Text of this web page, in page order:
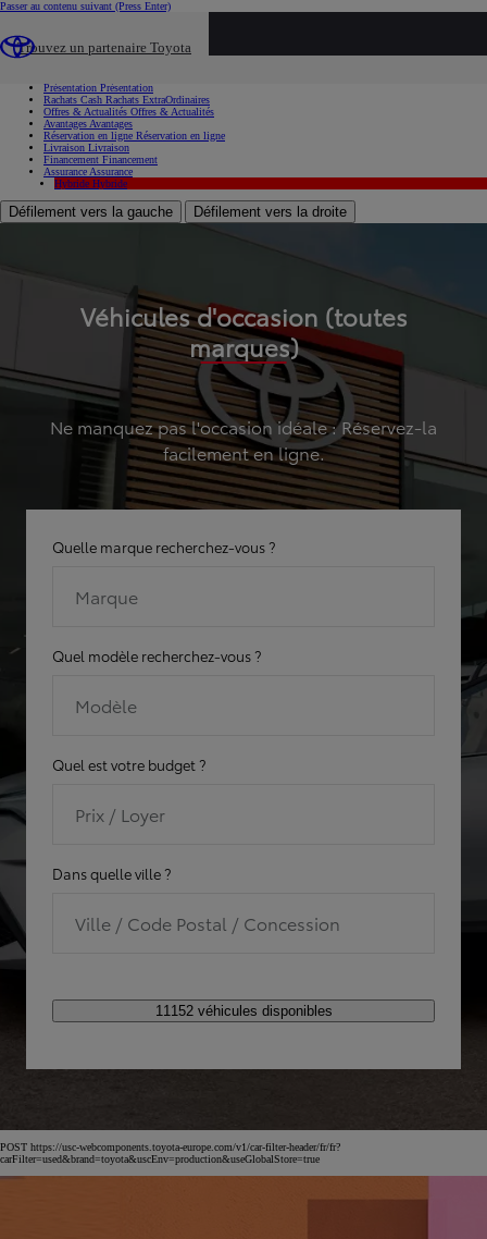
Passer au contenu suivant (Press Enter)
Trouvez un partenaire Toyota
Présentation Présentation
Rachats Cash Rachats ExtraOrdinaires
Offres & Actualités Offres & Actualités
Avantages Avantages
Réservation en ligne Réservation en ligne
Livraison Livraison
Financement Financement
Assurance Assurance
Hybride Hybride
Défilement vers la gauche Défilement vers la droite
Véhicules d'occasion (toutes
marques)
Ne manquez pas l'occasion idéale : Réservez-la
facilement en ligne.
Quelle marque recherchez-vous ?
Marque
Quel modèle recherchez-vous ?
Modèle
Quel est votre budget ?
Prix / Loyer
Dans quelle ville ?
Ville / Code Postal / Concession
11152 véhicules disponibles
POST https://usc-webcomponents.toyota-europe.com/v1/car-filter-header/fr/fr?
carFilter=used&brand=toyota&uscEnv=production&useGlobalStore=true